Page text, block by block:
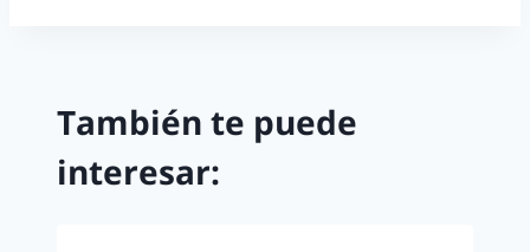
También te puede
interesar: